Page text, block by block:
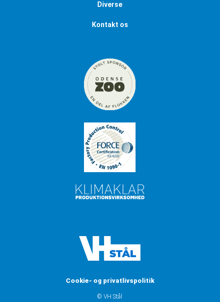
Diverse
Kontakt os
Cookie- og privatlivspolitik
© VH Stål